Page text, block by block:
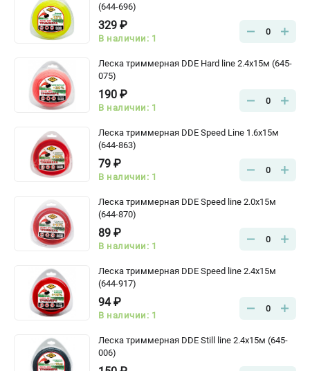
(644-696)
329 ₽
В наличии: 1
0
Леска триммерная DDE Hard line 2.4x15м (645-
075)
190 ₽
В наличии: 1
0
Леска триммерная DDE Speed Line 1.6х15м
(644-863)
79 ₽
В наличии: 1
0
Леска триммерная DDE Speed line 2.0x15м
(644-870)
89 ₽
В наличии: 1
0
Леска триммерная DDE Speed line 2.4x15м
(644-917)
94 ₽
В наличии: 1
0
Леска триммерная DDE Still line 2.4x15м (645-
006)